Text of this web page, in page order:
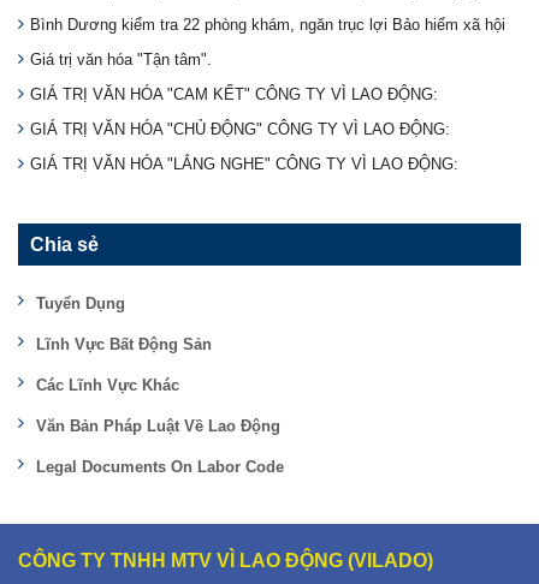
Bình Dương kiểm tra 22 phòng khám, ngăn trục lợi Bảo hiểm xã hội
Giá trị văn hóa "Tận tâm".
GIÁ TRỊ VĂN HÓA "CAM KẾT" CÔNG TY VÌ LAO ĐỘNG:
GIÁ TRỊ VĂN HÓA "CHỦ ĐỘNG" CÔNG TY VÌ LAO ĐỘNG:
GIÁ TRỊ VĂN HÓA "LẮNG NGHE" CÔNG TY VÌ LAO ĐỘNG:
Chia sẻ
Tuyển Dụng
Lĩnh Vực Bất Động Sản
Các Lĩnh Vực Khác
Văn Bản Pháp Luật Về Lao Động
Legal Documents On Labor Code
CÔNG TY TNHH MTV VÌ LAO ĐỘNG (VILADO)